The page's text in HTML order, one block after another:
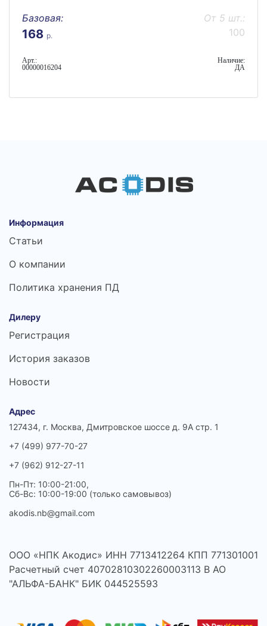
Базовая:
168 р.
От 5 шт.:
100
Арт.:
00000016204
Наличие:
ДА
Информация
Статьи
О компании
Политика хранения ПД
Дилеру
Регистрация
История заказов
Новости
Адрес
127434, г. Москва, Дмитровское шоссе д. 9А стр. 1
+7 (499) 977-70-27
+7 (962) 912-27-11
Пн-Пт: 10:00-21:00,
Сб-Вс: 10:00-19:00 (только самовывоз)
akodis.nb@gmail.com
ООО «НПК Акодис» ИНН 7713412264 КПП 771301001
Расчетный счет 40702810302260003113 В АО
"АЛЬФА-БАНК" БИК 044525593